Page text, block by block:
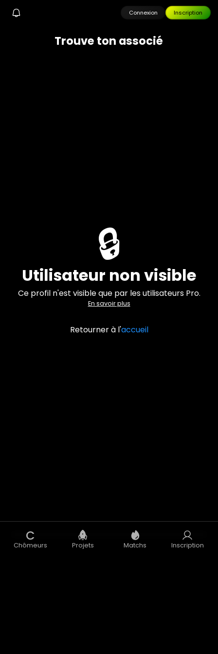
Connexion Inscription
Trouve ton associé
🔒
Utilisateur non visible
Ce profil n'est visible que par les utilisateurs Pro.
En savoir plus
Retourner à l'accueil
C
Chômeurs Projets Matchs Inscription